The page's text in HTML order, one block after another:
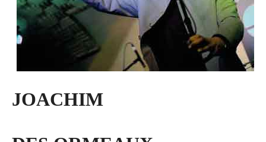
JOACHIM